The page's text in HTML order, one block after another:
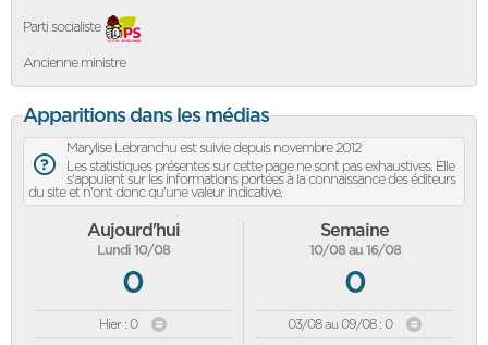
Parti socialiste
Ancienne ministre
Apparitions dans les médias
Marylise Lebranchu est suivie depuis novembre 2012
Les statistiques présentes sur cette page ne sont pas exhaustives. Elle
s'appuient sur les informations portées à la connaissance des éditeurs
du site et n'ont donc qu'une valeur indicative.
Aujourd'hui
Lundi 10/08
0
Hier : 0
Semaine
10/08 au 16/08
0
03/08 au 09/08 : 0